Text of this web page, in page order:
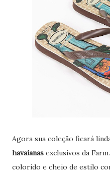
Agora sua coleção ficará
havaianas exclusivos da
colorido e cheio de estilo